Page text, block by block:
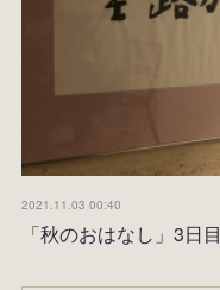
2021.11.03 00:40
「秋のおはなし」3日目